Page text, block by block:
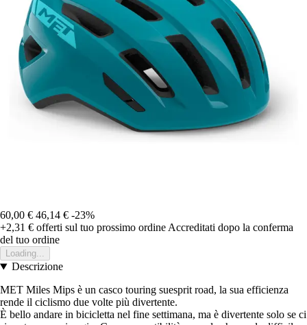
60,00 € 46,14 € -23%
+2,31 € offerti sul tuo prossimo ordine Accreditati dopo la conferma
del tuo ordine
Loading...
Descrizione
MET Miles Mips è un casco touring suesprit road, la sua efficienza
rende il ciclismo due volte più divertente.
È bello andare in bicicletta nel fine settimana, ma è divertente solo se ci